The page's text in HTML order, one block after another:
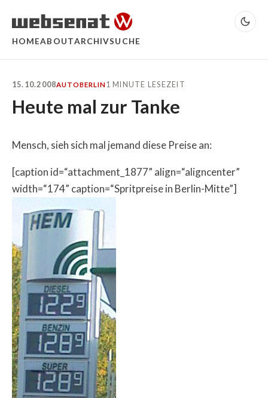
HOMEABOUTARCHIVSUCHE
15.10.2008AUTOBERLIN1 MINUTE LESEZEIT
Heute mal zur Tanke
Mensch, sieh sich mal jemand diese Preise an:
[caption id=“attachment_1877” align=“aligncenter”
width=“174” caption=“Spritpreise in Berlin-Mitte”]